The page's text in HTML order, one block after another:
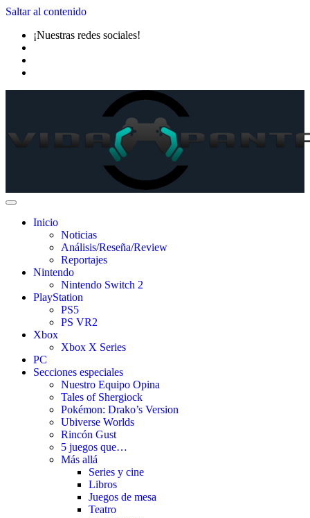
Saltar al contenido
¡Nuestras redes sociales!
Inicio
Noticias
Análisis/Reseña/Review
Reportajes
Nintendo
Nintendo Switch 2
PlayStation
PS5
PS VR2
Xbox
Xbox X Series
PC
Secciones especiales
Nuestro Equipo Opina
Tales of Shergiock
Pokémon: Drako’s Version
Ubiverse Worlds
Rincón Gust
5 juegos que…
Más allá
Series y cine
Libros
Juegos de mesa
Teatro